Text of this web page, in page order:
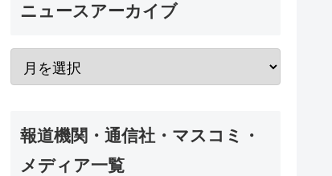
ニュースアーカイブ
報道機関・通信社・マスコミ・
メディア一覧